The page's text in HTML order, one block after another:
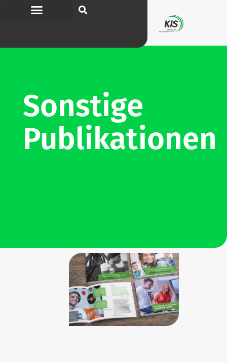
Sonstige
Publi­ka­tionen